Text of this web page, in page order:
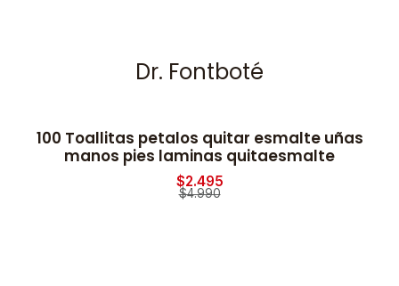
Dr. Fontboté
-50% OFF
100 Toallitas petalos quitar esmalte uñas
manos pies laminas quitaesmalte
$2.495
$4.990